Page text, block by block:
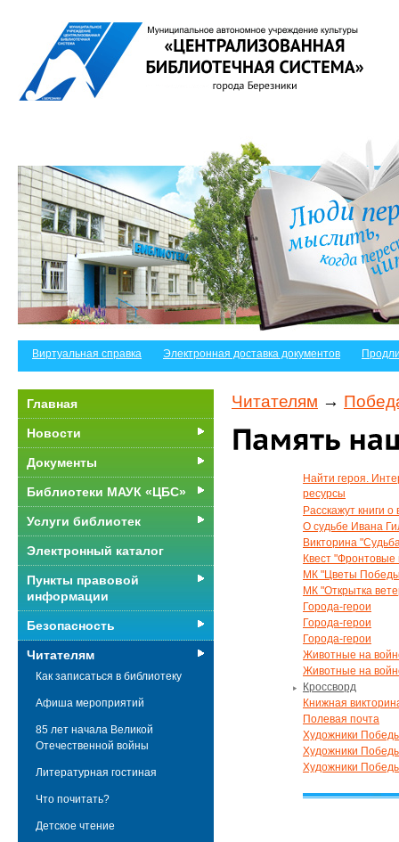
Виртуальная справка Электронная доставка документов
Читателям →
Найти героя.
ресурсы
Расскажут книги о
О судьбе Ивана
Викторина
Квест
МК "Цветы
МК "Открытка
Города-герои
Города-герои
Города-герои
Животные на
Животные на
Кроссворд
Книжная
Полевая почта
Художники
Художники
Художники
Главная
Новости
Документы
Библиотеки МАУК «ЦБС»
Услуги библиотек
Электронный каталог
Пункты правовой
информации
Безопасность
Читателям
Как записаться в библиотеку
Афиша мероприятий
85 лет начала Великой
Отечественной войны
Литературная гостиная
Что почитать?
Детское чтение